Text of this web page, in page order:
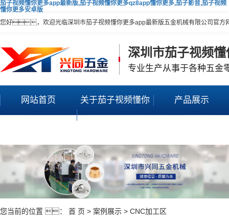
茄子视频懂你更多app最新版,茄子视频懂你更多qz8app懂你更多,茄子影音,茄子视频
懂你更多安卓版
您好，欢迎光临深圳市茄子视频懂你更多app最新版五金机械有限公司官
深圳市茄子视频
专业生产从事于各种五金
网站首页 关于茄子视频懂你 产品展示
您当前的位置 ： 首 页 > 案例展示 > CNC加工区